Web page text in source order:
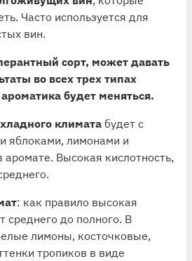
Часто используется для
вин.
сорт, может давать
во всех трех типах
будет меняться.
климата будет с
яблоками, лимонами и
Высокая кислотность,
: как правило высокая
среднего до полного. В
лимоны, косточковые,
тропиков в виде